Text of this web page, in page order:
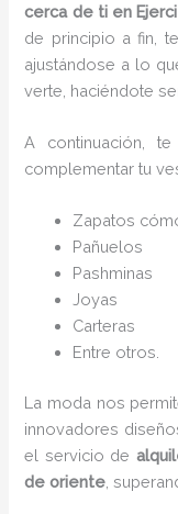
cerca de ti en
de principio a fin,
ajustándose a lo
verte, haciéndote
A continuación,
complementar tu
Zapatos
Pañuelos
Pashminas
Joyas
Carteras
Entre otros.
La moda nos
innovadores
el servicio de
de oriente ,